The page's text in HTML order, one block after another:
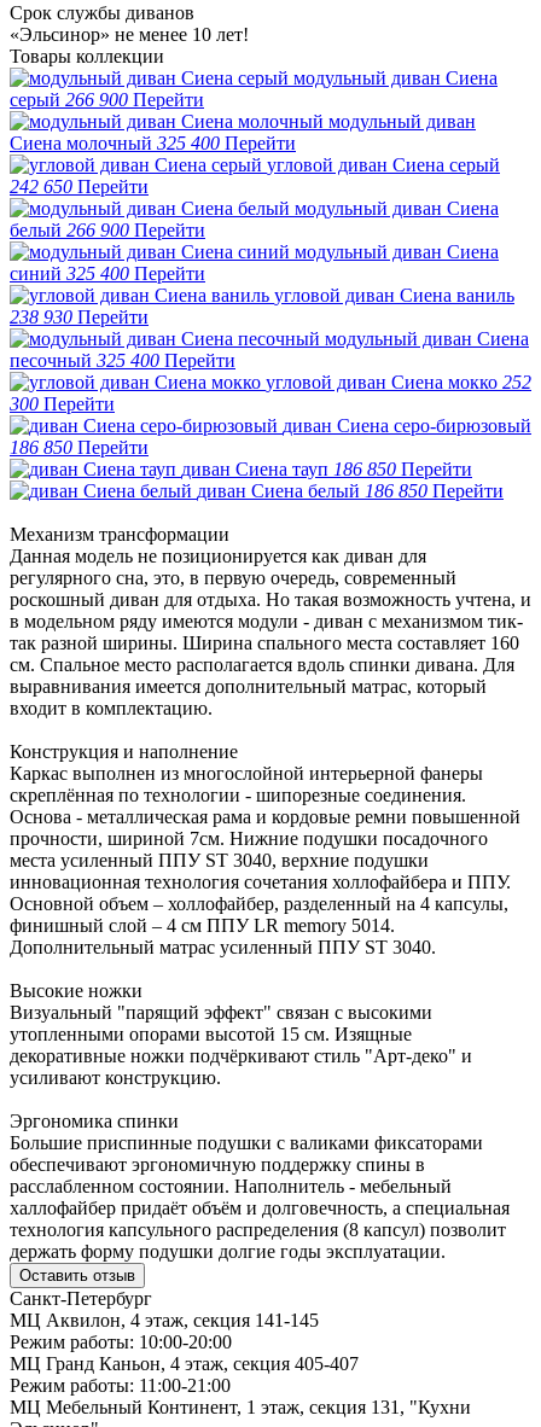
Срок службы диванов
«Эльсинор» не менее 10 лет!
Товары коллекции
модульный диван Сиена
серый 266 900 Перейти
модульный диван
Сиена молочный 325 400 Перейти
угловой диван Сиена серый
242 650 Перейти
модульный диван Сиена
белый 266 900 Перейти
модульный диван Сиена
синий 325 400 Перейти
угловой диван Сиена ваниль
238 930 Перейти
модульный диван Сиена
песочный 325 400 Перейти
угловой диван Сиена мокко 252
300 Перейти
диван Сиена серо-бирюзовый
186 850 Перейти
диван Сиена тауп 186 850 Перейти
диван Сиена белый 186 850 Перейти
Механизм трансформации
Данная модель не позиционируется как диван для
регулярного сна, это, в первую очередь, современный
роскошный диван для отдыха. Но такая возможность учтена, и
в модельном ряду имеются модули - диван с механизмом тик-
так разной ширины. Ширина спального места составляет 160
см. Спальное место располагается вдоль спинки дивана. Для
выравнивания имеется дополнительный матрас, который
входит в комплектацию.
Конструкция и наполнение
Каркас выполнен из многослойной интерьерной фанеры
скреплённая по технологии - шипорезные соединения.
Основа - металлическая рама и кордовые ремни повышенной
прочности, шириной 7см. Нижние подушки посадочного
места усиленный ППУ ST 3040, верхние подушки
инновационная технология сочетания холлофайбера и ППУ.
Основной объем – холлофайбер, разделенный на 4 капсулы,
финишный слой – 4 см ППУ LR memory 5014.
Дополнительный матрас усиленный ППУ ST 3040.
Высокие ножки
Визуальный "парящий эффект" связан с высокими
утопленными опорами высотой 15 см. Изящные
декоративные ножки подчёркивают стиль "Арт-деко" и
усиливают конструкцию.
Эргономика спинки
Большие приспинные подушки с валиками фиксаторами
обеспечивают эргономичную поддержку спины в
расслабленном состоянии. Наполнитель - мебельный
халлофайбер придаёт объём и долговечность, а специальная
технология капсульного распределения (8 капсул) позволит
держать форму подушки долгие годы эксплуатации.
Оставить отзыв
Санкт-Петербург
МЦ Аквилон, 4 этаж, секция 141-145
Режим работы: 10:00-20:00
МЦ Гранд Каньон, 4 этаж, секция 405-407
Режим работы: 11:00-21:00
МЦ Мебельный Континент, 1 этаж, секция 131, "Кухни